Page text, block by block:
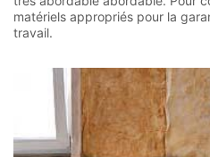
matériels appropriés pour la
travail.